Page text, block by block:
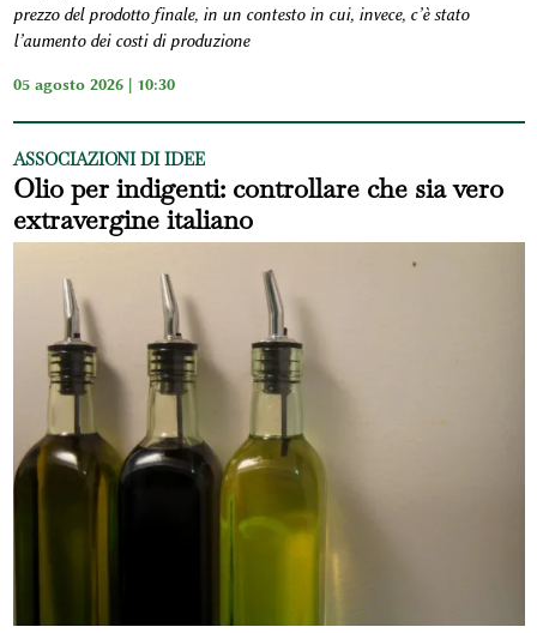
prezzo del prodotto finale, in un contesto in cui, invece, c’è stato
l’aumento dei costi di produzione
05 agosto 2026 | 10:30
ASSOCIAZIONI DI IDEE
Olio per indigenti: controllare che sia vero
extravergine italiano